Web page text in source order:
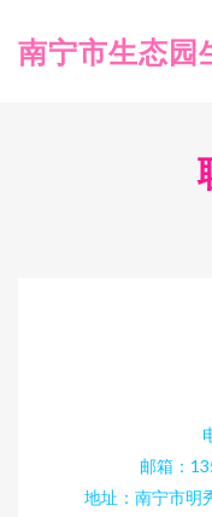
南宁市生态园
邮箱：
地址：南宁市明